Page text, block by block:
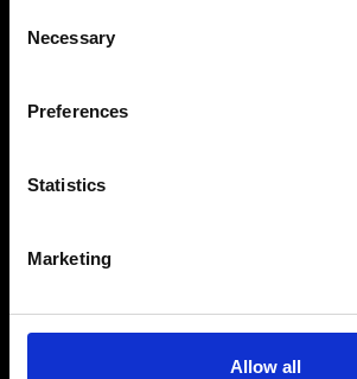
Selection
Necessary
Preferences
Statistics
Marketing
Allow all
Trova il tuo negozio Ripani